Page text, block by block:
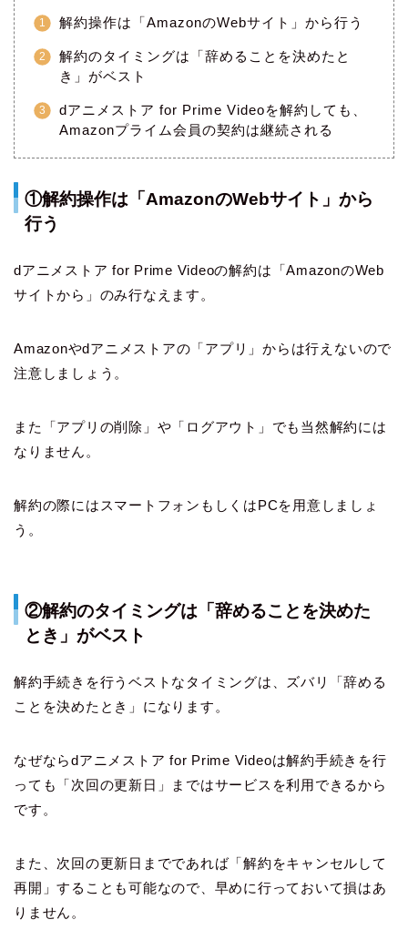
解約操作は「AmazonのWebサイト」から行う
解約のタイミングは「辞めることを決めたと
き」がベスト
dアニメストア for Prime Videoを解約しても、
Amazonプライム会員の契約は継続される
①解約操作は「AmazonのWebサイト」から
行う
dアニメストア for Prime Videoの解約は「AmazonのWeb
サイトから」のみ行なえます。
Amazonやdアニメストアの「アプリ」からは行えないので
注意しましょう。
また「アプリの削除」や「ログアウト」でも当然解約には
なりません。
解約の際にはスマートフォンもしくはPCを用意しましょ
う。
②解約のタイミングは「辞めることを決めた
とき」がベスト
解約手続きを行うベストなタイミングは、ズバリ「辞める
ことを決めたとき」になります。
なぜならdアニメストア for Prime Videoは解約手続きを行
っても「次回の更新日」まではサービスを利用できるから
です。
また、次回の更新日までであれば「解約をキャンセルして
再開」することも可能なので、早めに行っておいて損はあ
りません。